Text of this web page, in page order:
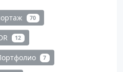
70
12
7